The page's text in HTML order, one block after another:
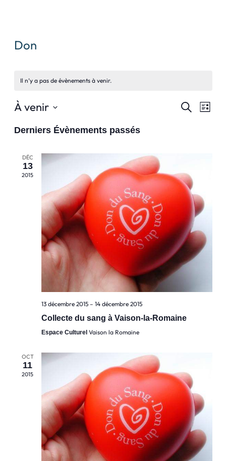
Don
Il n’y a pas de évènements à venir.
Vues
Recherche
Liste
À venir
une
Derniers Évènements passés
DÉC
13
2015
13 décembre 2015– 14 décembre 2015
Collecte du sang à Vaison-la-Romaine
Espace Culturel Vaison la Romaine
OCT
11
2015